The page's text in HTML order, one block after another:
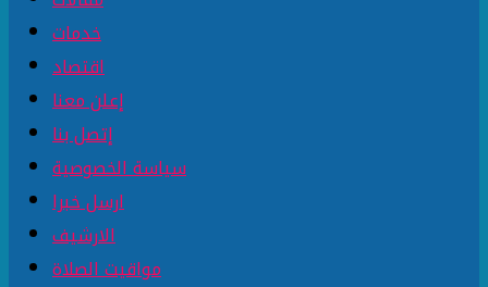
خدمات
اقتصاد
إعلن معنا
إتصل بنا
سياسة الخصوصية
ارسل خبرا
الارشيف
مواقيت الصلاة